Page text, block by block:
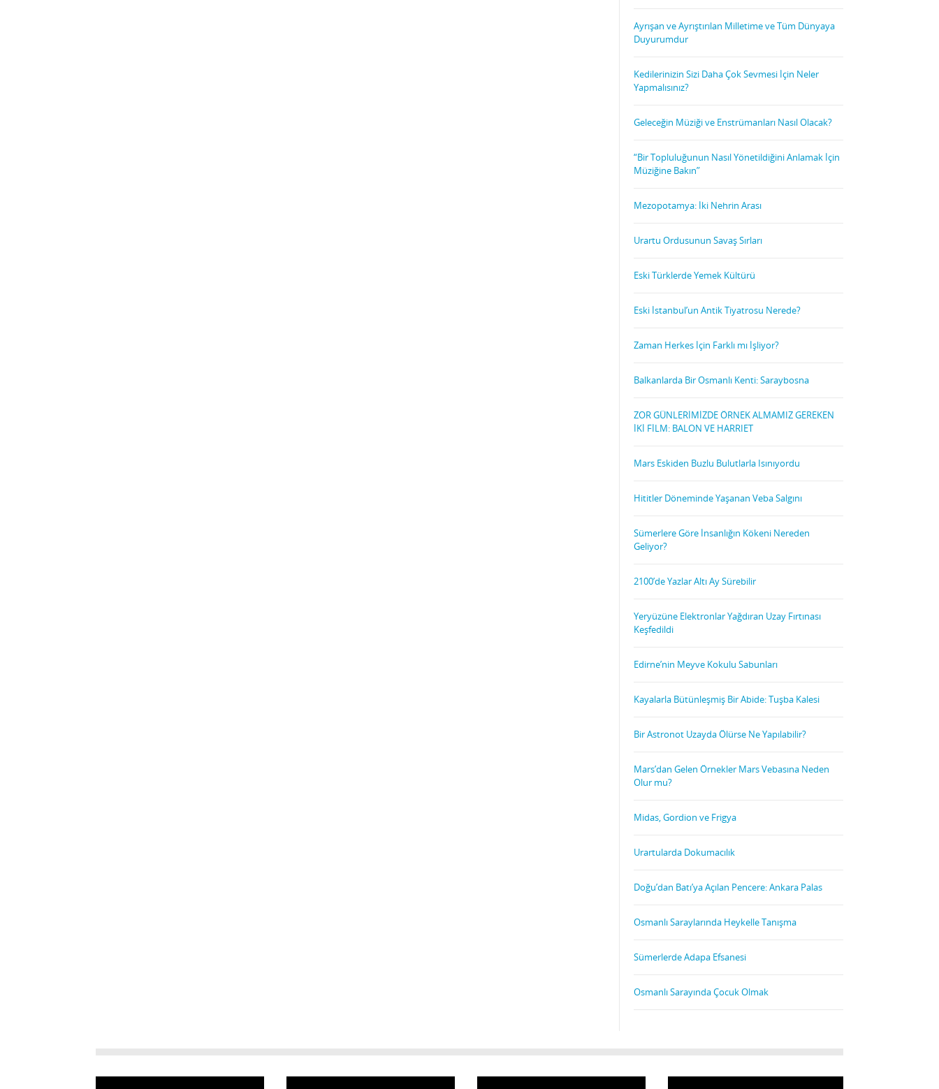
Ayrışan ve Ayrıştırılan Milletime ve Tüm Dünyaya
Duyurumdur
Kedilerinizin Sizi Daha Çok Sevmesi İçin Neler
Yapmalısınız?
Geleceğin Müziği ve Enstrümanları Nasıl Olacak?
“Bir Topluluğunun Nasıl Yönetildiğini Anlamak İçin
Müziğine Bakın”
Mezopotamya: İki Nehrin Arası
Urartu Ordusunun Savaş Sırları
Eski Türklerde Yemek Kültürü
Eski İstanbul’un Antik Tiyatrosu Nerede?
Zaman Herkes İçin Farklı mı İşliyor?
Balkanlarda Bir Osmanlı Kenti: Saraybosna
ZOR GÜNLERİMİZDE ÖRNEK ALMAMIZ GEREKEN
İKİ FİLM: BALON VE HARRIET
Mars Eskiden Buzlu Bulutlarla Isınıyordu
Hititler Döneminde Yaşanan Veba Salgını
Sümerlere Göre İnsanlığın Kökeni Nereden
Geliyor?
2100’de Yazlar Altı Ay Sürebilir
Yeryüzüne Elektronlar Yağdıran Uzay Fırtınası
Keşfedildi
Edirne’nin Meyve Kokulu Sabunları
Kayalarla Bütünleşmiş Bir Abide: Tuşba Kalesi
Bir Astronot Uzayda Ölürse Ne Yapılabilir?
Mars’dan Gelen Örnekler Mars Vebasına Neden
Olur mu?
Midas, Gordion ve Frigya
Urartularda Dokumacılık
Doğu’dan Batı’ya Açılan Pencere: Ankara Palas
Osmanlı Saraylarında Heykelle Tanışma
Sümerlerde Adapa Efsanesi
Osmanlı Sarayında Çocuk Olmak